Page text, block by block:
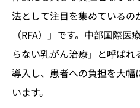
法として注目を集めているの
（RFA）」です。中部国際
らない乳がん治療」と呼ばれ
導入し、患者への負担を大幅
います。